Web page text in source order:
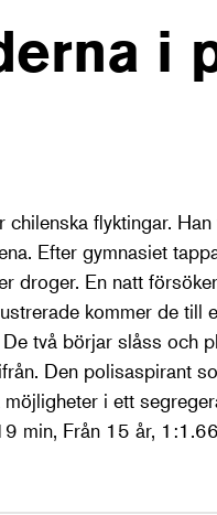
i
flyktingar.
Efter gymnasiet
droger. En natt
kommer de till
De två börjar slåss och
Den polisaspirant
i ett
min, Från 15 år,